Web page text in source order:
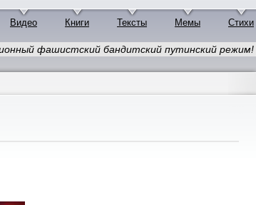
Видео Книги Тексты Мемы Стихи
фашистский бандитский путинский режим!